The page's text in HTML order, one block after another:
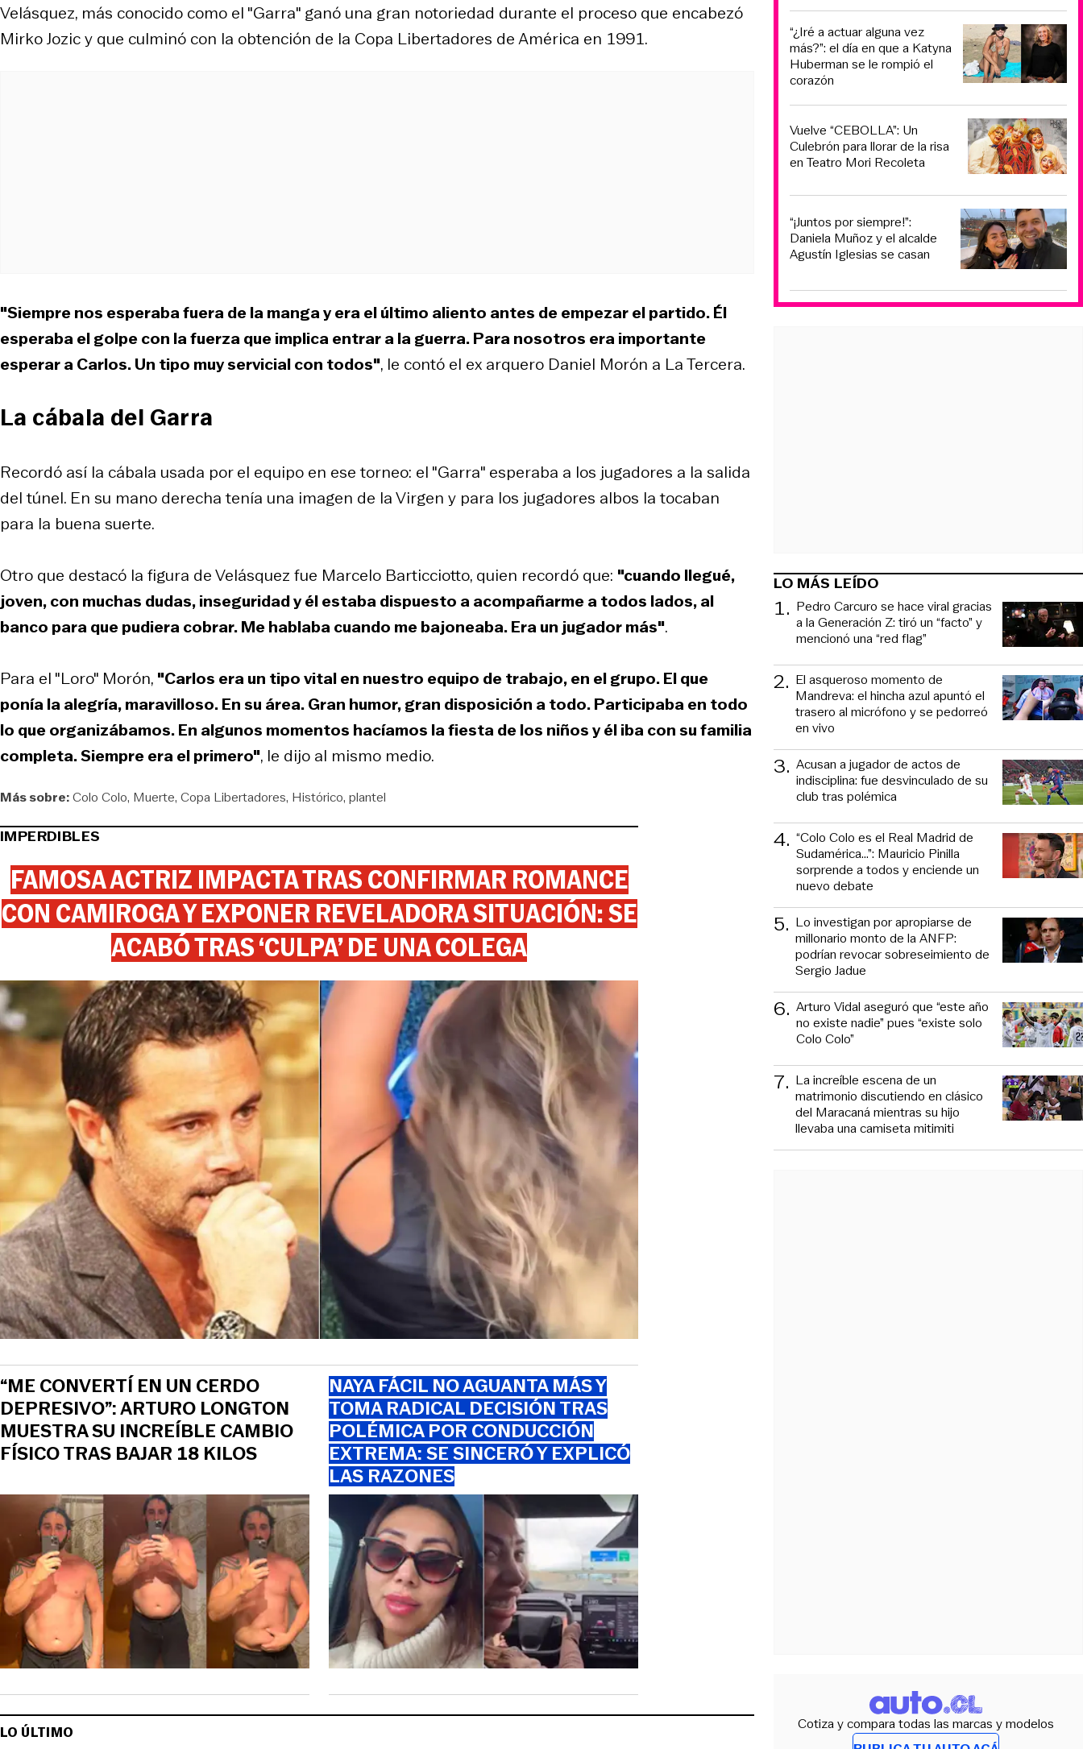
Velásquez, más conocido como el "Garra" ganó una gran notoriedad durante el proceso que encabezó
Mirko Jozic y que culminó con la obtención de la Copa Libertadores de América en 1991.
"Siempre nos esperaba fuera de la manga y era el último aliento antes de empezar el partido. Él
esperaba el golpe con la fuerza que implica entrar a la guerra. Para nosotros era importante
esperar a Carlos. Un tipo muy servicial con todos", le contó el ex arquero Daniel Morón a La Tercera.
La cábala del Garra
Recordó así la cábala usada por el equipo en ese torneo: el "Garra" esperaba a los jugadores a la salida
del túnel. En su mano derecha tenía una imagen de la Virgen y para los jugadores albos la tocaban
para la buena suerte.
Otro que destacó la figura de Velásquez fue Marcelo Barticciotto, quien recordó que: "cuando llegué,
joven, con muchas dudas, inseguridad y él estaba dispuesto a acompañarme a todos lados, al
banco para que pudiera cobrar. Me hablaba cuando me bajoneaba. Era un jugador más".
Para el "Loro" Morón, "Carlos era un tipo vital en nuestro equipo de trabajo, en el grupo. El que
ponía la alegría, maravilloso. En su área. Gran humor, gran disposición a todo. Participaba en todo
lo que organizábamos. En algunos momentos hacíamos la fiesta de los niños y él iba con su familia
completa. Siempre era el primero", le dijo al mismo medio.
Más sobre:Colo Colo Muerte Copa Libertadores Histórico plantel
IMPERDIBLES
FAMOSA ACTRIZ IMPACTA TRAS CONFIRMAR ROMANCE
CON CAMIROGA Y EXPONER REVELADORA SITUACIÓN: SE
ACABÓ TRAS ‘CULPA’ DE UNA COLEGA
“ME CONVERTÍ EN UN CERDO
DEPRESIVO”: ARTURO LONGTON
MUESTRA SU INCREÍBLE CAMBIO
FÍSICO TRAS BAJAR 18 KILOS
NAYA FÁCIL NO AGUANTA MÁS Y
TOMA RADICAL DECISIÓN TRAS
POLÉMICA POR CONDUCCIÓN
EXTREMA: SE SINCERÓ Y EXPLICÓ
LAS RAZONES
LO ÚLTIMO
“¿Iré a actuar alguna vez
más?”: el día en que a Katyna
Huberman se le rompió el
corazón
Vuelve “CEBOLLA”: Un
Culebrón para llorar de la risa
en Teatro Mori Recoleta
“¡Juntos por siempre!”:
Daniela Muñoz y el alcalde
Agustín Iglesias se casan
LO MÁS LEÍDO
1. Pedro Carcuro se hace viral gracias
a la Generación Z: tiró un “facto” y
mencionó una “red flag”
2. El asqueroso momento de
Mandreva: el hincha azul apuntó el
trasero al micrófono y se pedorreó
en vivo
3. Acusan a jugador de actos de
indisciplina: fue desvinculado de su
club tras polémica
4. “Colo Colo es el Real Madrid de
Sudamérica…”: Mauricio Pinilla
sorprende a todos y enciende un
nuevo debate
5. Lo investigan por apropiarse de
millonario monto de la ANFP:
podrían revocar sobreseimiento de
Sergio Jadue
6. Arturo Vidal aseguró que “este año
no existe nadie” pues “existe solo
Colo Colo”
7. La increíble escena de un
matrimonio discutiendo en clásico
del Maracaná mientras su hijo
llevaba una camiseta mitimiti
Cotiza y compara todas las marcas y modelos